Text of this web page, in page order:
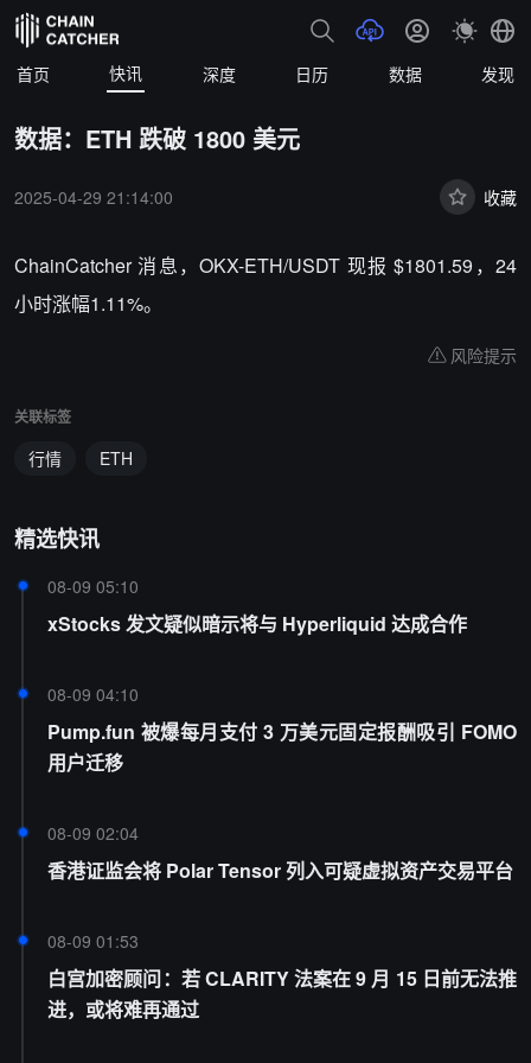
首页 快讯 深度 日历 数据 发现
数据：ETH 跌破 1800 美元
2025-04-29 21:14:00 收藏
ChainCatcher 消息，OKX-ETH/USDT 现报 $1801.59，24
小时涨幅1.11%。
风险提示
关联标签
行情 ETH
精选快讯
08-09 05:10
xStocks 发文疑似暗示将与 Hyperliquid 达成合作
08-09 04:10
Pump.fun 被爆每月支付 3 万美元固定报酬吸引 FOMO
用户迁移
08-09 02:04
香港证监会将 Polar Tensor 列入可疑虚拟资产交易平台
08-09 01:53
白宫加密顾问：若 CLARITY 法案在 9 月 15 日前无法推
进，或将难再通过